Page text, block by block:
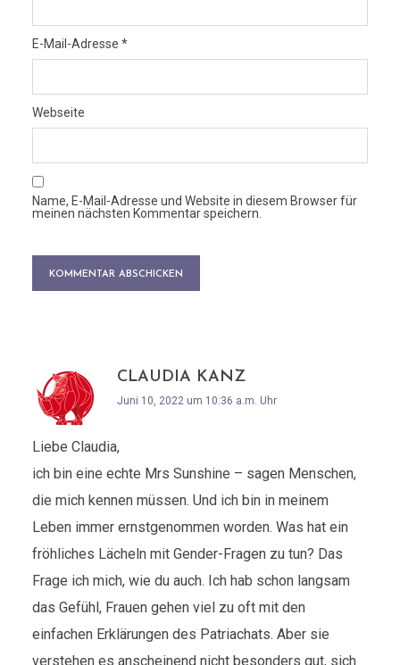
E-Mail-Adresse *
Webseite
Name, E-Mail-Adresse und Website in diesem Browser für
meinen nächsten Kommentar speichern.
CLAUDIA KANZ
Juni 10, 2022 um 10:36 a.m. Uhr
Liebe Claudia,
ich bin eine echte Mrs Sunshine – sagen Menschen,
die mich kennen müssen. Und ich bin in meinem
Leben immer ernstgenommen worden. Was hat ein
fröhliches Lächeln mit Gender-Fragen zu tun? Das
Frage ich mich, wie du auch. Ich hab schon langsam
das Gefühl, Frauen gehen viel zu oft mit den
einfachen Erklärungen des Patriachats. Aber sie
verstehen es anscheinend nicht besonders gut, sich